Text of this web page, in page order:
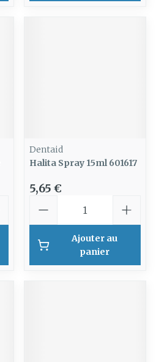
Dentaid
Halita Spray 15ml 601617
5,65 €
Ajouter au
panier